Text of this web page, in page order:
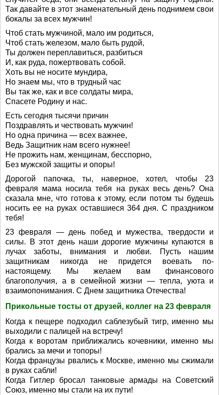
Так давайте в этот знаменательный день поднимем свои
бокалы за всех мужчин!
Чтоб стать мужчиной, мало им родиться,
Чтоб стать железом, мало быть рудой,
Ты должен переплавиться, разбиться
И, как руда, пожертвовать собой.
Хоть вы не носите мундира,
Но знаем мы, что в трудный час
Вы так же, как и все солдаты мира,
Спасете Родину и нас.
Есть сегодня тысячи причин
Поздравлять и чествовать мужчин!
Но одна причина — всех важнее,
Ведь Защитник нам всего нужнее!
Не прожить нам, женщинам, бесспорно,
Без мужской защиты и опоры!
Дорогой папочка, ты, наверное, хотел, чтобы 23
февраля мама носила тебя на руках весь день? Она
сказала мне, что готова к этому, если потом ты будешь
носить ее на руках оставшиеся 364 дня. С праздником
тебя!
23 февраля — день побед и мужества, твердости и
силы. В этот день наши дорогие мужчины купаются в
лучах заботы, внимания и любви. Пусть нашим
защитникам никогда не придется воевать по-
настоящему. Мы желаем вам финансового
благополучия, а в семейной жизни — тепла, уюта и
взаимопонимания. С Днем защитника Отечества!
Прикольные тосты от друзей, коллег на 23 февраля
Когда к пещере подходил саблезубый тигр, именно мы
выходили с палицей на встречу!
Когда к воротам приближались кочевники, именно мы
брались за мечи и топоры!
Когда французы рвались к Москве, именно мы сжимали
в руках сабли!
Когда Гитлер бросал танковые армады на Советский
Союз, именно мы стали на их пути!